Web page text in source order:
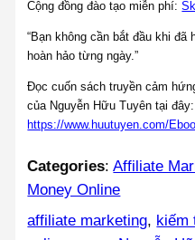
Cộng đồng đào tạo miễn phí:
“Bạn không cần bắt đầu khi
hoàn hảo từng ngày.”
Đọc cuốn sách truyền cảm
của Nguyễn Hữu Tuyên tại đây:
https://www.huutuyen.com/
Categories:Affiliate
Money Online
affiliate marketing, kiếm